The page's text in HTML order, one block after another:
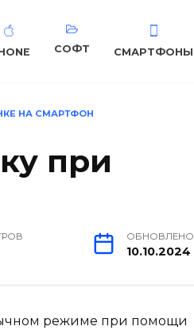
СОФТ СМАРТФОНЫ
НА СМАРТФОН
при
ОБНОВЛЕНО
10.10.2024
режиме при помощи